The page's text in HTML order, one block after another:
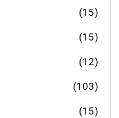
(15)
(15)
(12)
(103)
(15)